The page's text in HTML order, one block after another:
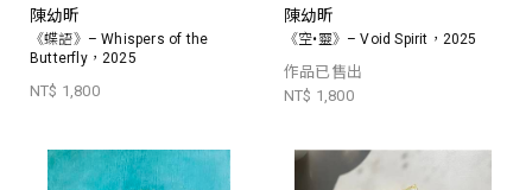
陳幼昕
《蝶語》– Whispers of the
Butterfly，2025
NT$ 1,800
陳幼昕
《空•靈》– Void Spirit，2025
作品已售出
NT$ 1,800